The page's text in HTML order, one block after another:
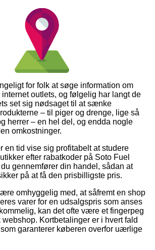
for folk at søge information om
outlets, og følgelig har langt de
set sig nødsaget til at sænke
– til piger og drenge, lige så
herrer – en hel del, og endda nogle
omkostninger.
en tid vise sig profitabelt at studere
efter rabatkoder på Soto Fuel
gennemfører din handel, sådan at
på at få den prisbilligste pris.
omhyggelig med, at såfremt en shop
varer for en udsalgspris som anses
kan det ofte være et fingerpeg
Kortbetalinger er i hvert fald
garanterer køberen overfor uærlige